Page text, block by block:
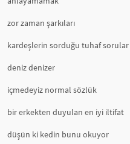
zor zaman şarkıları
kardeşlerin sorduğu tuhaf sorular
deniz denizer
içmedeyiz normal sözlük
bir erkekten duyulan en iyi iltifat
düşün ki kedin bunu okuyor